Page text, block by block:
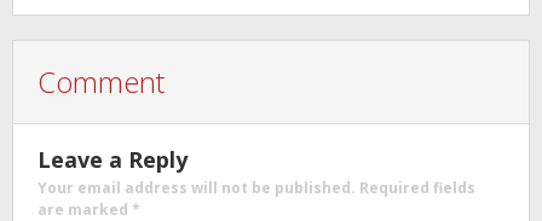
Comment
Leave a Reply
Your email address will not be published. Required fields
are marked *